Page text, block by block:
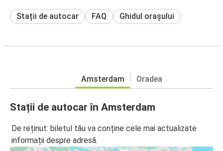
Stații de autocar FAQ Ghidul orașului
Amsterdam Oradea
Stații de autocar în Amsterdam
De reținut: biletul tău va conține cele mai actualizate
informații despre adresă.